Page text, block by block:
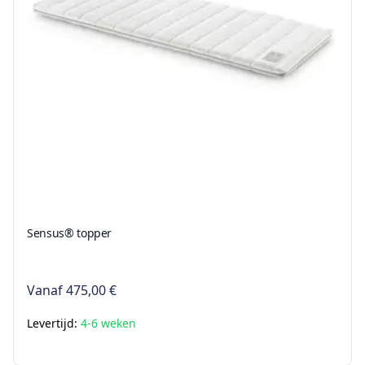
Sensus® topper
Vanaf475,00 €
Levertijd: 4-6 weken